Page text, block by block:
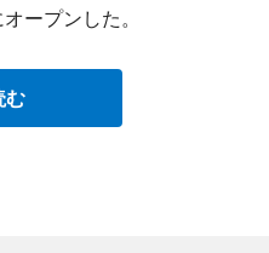
ープンした。
む